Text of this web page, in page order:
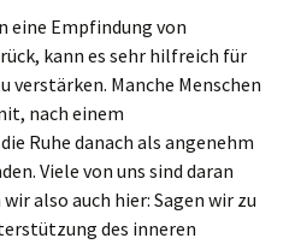
eine Empfindung von
kann es sehr hilfreich für
verstärken. Manche Menschen
nach einem
Ruhe danach als angenehm
Viele von uns sind daran
also auch hier: Sagen wir zu
des inneren